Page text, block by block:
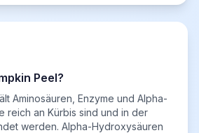
Peel?
Aminosäuren, Enzyme und Alpha-
reich an Kürbis sind und in der
werden. Alpha-Hydroxysäuren